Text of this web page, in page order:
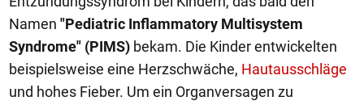
Namen "Pediatric Inflammatory Multisystem
Syndrome" (PIMS) bekam. Die Kinder entwickelten
beispielsweise eine Herzschwäche, Hautausschläge
und hohes Fieber. Um ein Organversagen zu